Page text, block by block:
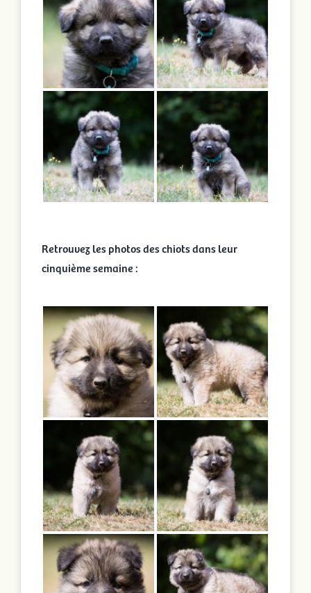
Retrouvez les photos des chiots dans leur
cinquième semaine :